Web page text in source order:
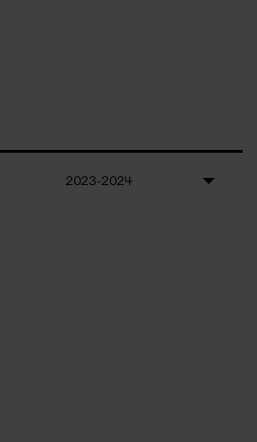
2023-2024